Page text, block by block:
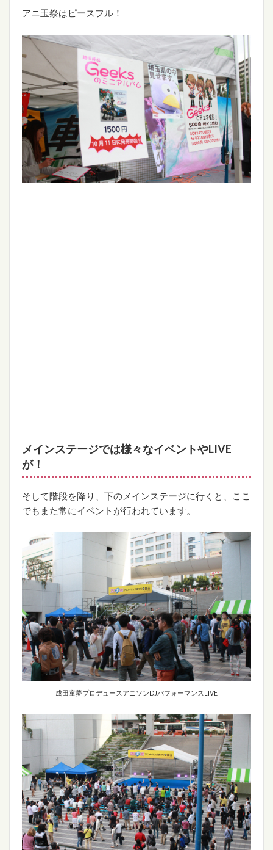
アニ玉祭はピースフル！
メインステージでは様々なイベントやLIVE
が！
そして階段を降り、下のメインステージに行くと、ここ
でもまた常にイベントが行われています。
成田童夢プロデュースアニソンDJパフォーマンスLIVE